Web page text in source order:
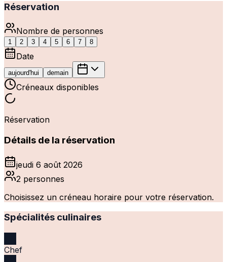
Réservation
Nombre de personnes
1 2 3 4 5 6 7 8
Date
aujourd'hui demain
Créneaux disponibles
Réservation
Détails de la réservation
jeudi 6 août 2026
2 personnes
Choisissez un créneau horaire pour votre réservation.
Spécialités culinaires
Chef